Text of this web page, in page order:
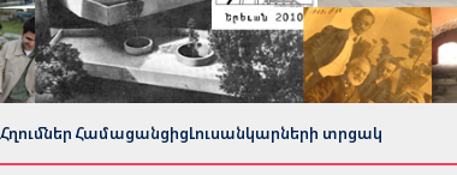
Հղումներ ՀամացանցիցԼուսանկարների տրցակ